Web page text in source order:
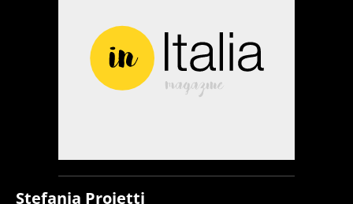
Stefania Proietti